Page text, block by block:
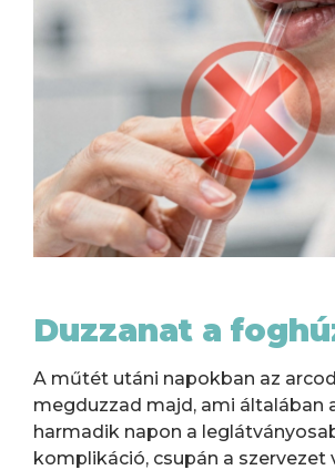
Duzzanat a
A műtét utáni napokban az
megduzzad majd, ami általában
harmadik napon a
komplikáció, csupán a szervezet